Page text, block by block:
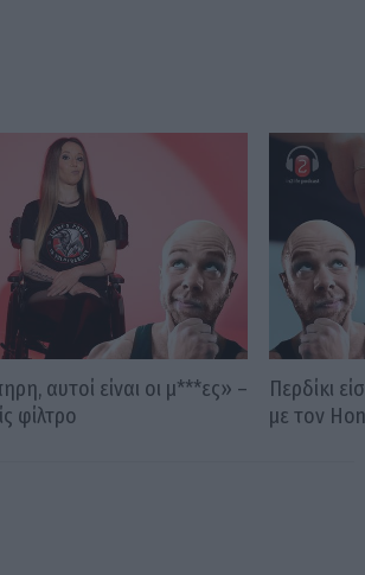
αυτοί είναι οι μ***ες» –
φίλτρο
Περδίκι
με τον